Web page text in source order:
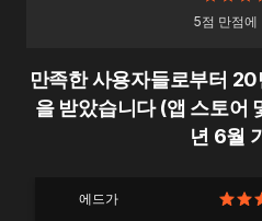
5점 만점에
만족한 사용자들로부터
을 받았습니다 (앱 스토어
년 6월
에드가